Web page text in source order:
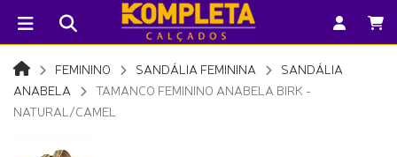
FEMININO SANDÁLIA FEMININA
SANDÁLIA
ANABELA
TAMANCO FEMININO ANABELA BIRK -
NATURAL/CAMEL